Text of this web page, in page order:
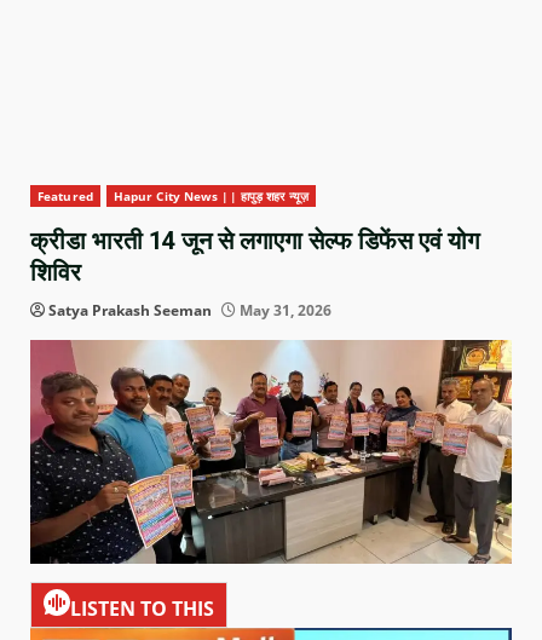
Featured Hapur City News || हापुड़ शहर न्यूज़
क्रीडा भारती 14 जून से लगाएगा सेल्फ डिफेंस एवं योग
शिविर
Satya Prakash Seeman May 31, 2026
LISTEN TO THIS